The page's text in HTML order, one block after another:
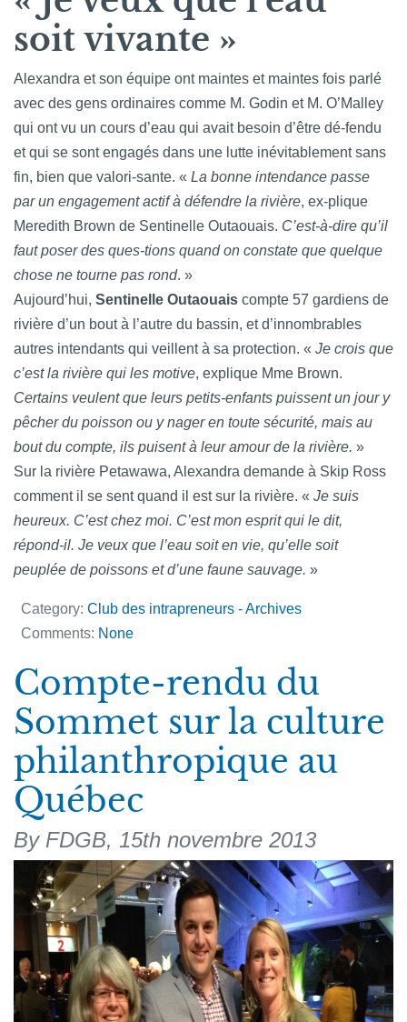
soit vivante »
Alexandra et son équipe ont maintes et maintes fois parlé
avec des gens ordinaires comme M. Godin et M. O’Malley
qui ont vu un cours d’eau qui avait besoin d’être dé-fendu
et qui se sont engagés dans une lutte inévitablement sans
fin, bien que valori-sante. « La bonne intendance passe
par un engagement actif à défendre la rivière, ex-plique
Meredith Brown de Sentinelle Outaouais. C’est-à-dire qu’il
faut poser des ques-tions quand on constate que quelque
chose ne tourne pas rond. »
Aujourd’hui, Sentinelle Outaouais compte 57 gardiens de
rivière d’un bout à l’autre du bassin, et d’innombrables
autres intendants qui veillent à sa protection. « Je crois que
c’est la rivière qui les motive, explique Mme Brown.
Certains veulent que leurs petits-enfants puissent un jour y
pêcher du poisson ou y nager en toute sécurité, mais au
bout du compte, ils puisent à leur amour de la rivière. »
Sur la rivière Petawawa, Alexandra demande à Skip Ross
comment il se sent quand il est sur la rivière. « Je suis
heureux. C’est chez moi. C’est mon esprit qui le dit,
répond-il. Je veux que l’eau soit en vie, qu’elle soit
peuplée de poissons et d’une faune sauvage. »
Category: Club des intrapreneurs - Archives
Comments: None
Compte-rendu du
Sommet sur la culture
philanthropique au
Québec
By FDGB, 15th novembre 2013